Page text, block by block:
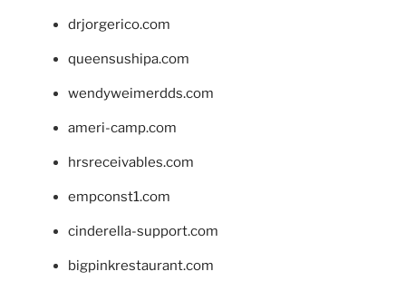
drjorgerico.com
queensushipa.com
wendyweimerdds.com
ameri-camp.com
hrsreceivables.com
empconst1.com
cinderella-support.com
bigpinkrestaurant.com